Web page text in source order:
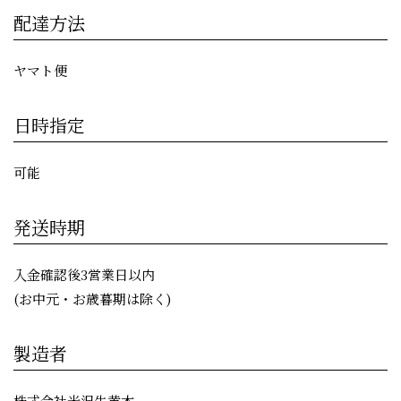
配達方法
ヤマト便
日時指定
可能
発送時期
入金確認後3営業日以内
(お中元・お歳暮期は除く)
製造者